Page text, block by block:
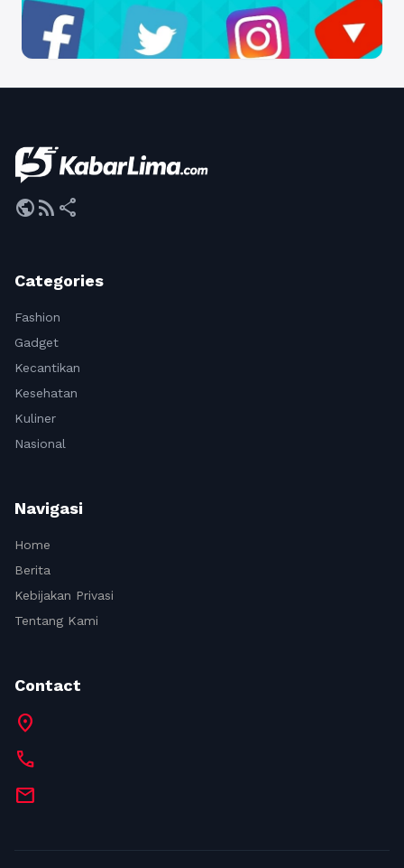
publicrss_feed share
Categories
Fashion
Gadget
Kecantikan
Kesehatan
Kuliner
Nasional
Navigasi
Home
Berita
Kebijakan Privasi
Tentang Kami
Contact
location_on
call
mail